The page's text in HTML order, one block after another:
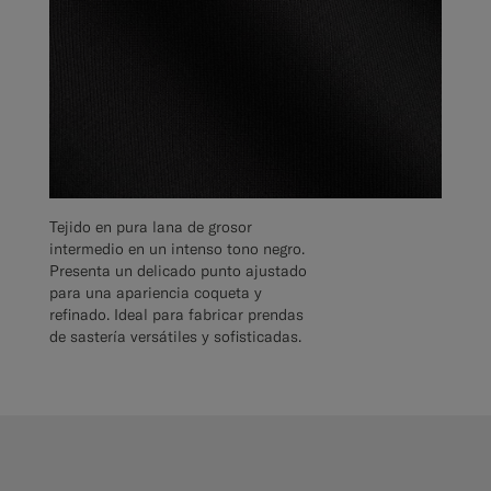
Tejido en pura lana de grosor
intermedio en un intenso tono negro.
Presenta un delicado punto ajustado
para una apariencia coqueta y
refinado. Ideal para fabricar prendas
de sastería versátiles y sofisticadas.